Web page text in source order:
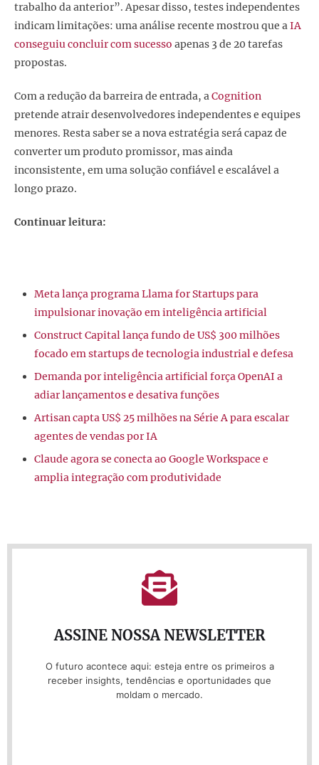
trabalho da anterior”. Apesar disso, testes independentes
indicam limitações: uma análise recente mostrou que aIA
conseguiu concluir com sucesso apenas 3 de 20 tarefas
propostas.
Com a redução da barreira de entrada, aCognition
pretende atrair desenvolvedores independentes e equipes
menores. Resta saber se a nova estratégia será capaz de
converter um produto promissor, mas ainda
inconsistente, em uma solução confiável e escalável a
longo prazo.
Continuar leitura:
Meta lança programa Llama for Startups para
impulsionar inovação em inteligência artificial
Construct Capital lança fundo de US$ 300 milhões
focado em startups de tecnologia industrial e defesa
Demanda por inteligência artificial força OpenAI a
adiar lançamentos e desativa funções
Artisan capta US$ 25 milhões na Série A para escalar
agentes de vendas por IA
Claude agora se conecta ao Google Workspace e
amplia integração com produtividade
ASSINE NOSSA NEWSLETTER
O futuro acontece aqui: esteja entre os primeiros a
receber insights, tendências e oportunidades que
moldam o mercado.